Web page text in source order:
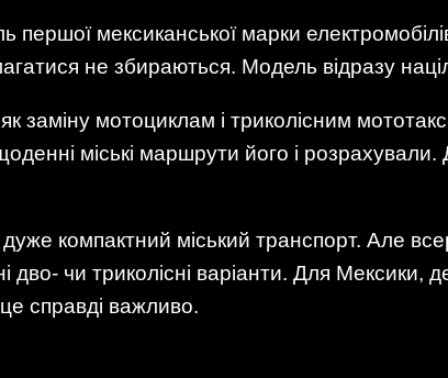
мексиканської марки
не збираються. Модель відразу
заміну мотоциклам і триколісним
щоденні міські маршрути його і
компактний міський транспорт. Але
дво- чи триколісні варіанти. Для Мексики,
справді важливо.